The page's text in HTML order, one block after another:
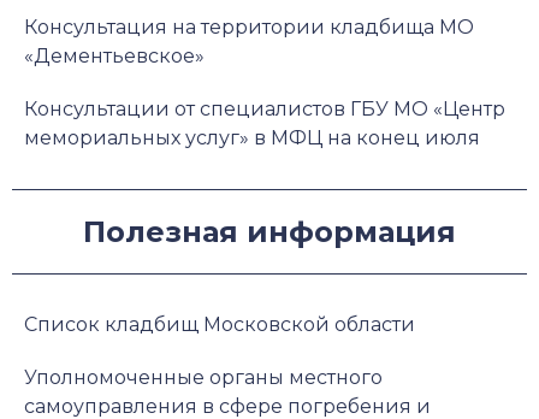
Консультация на территории кладбища МО
«Дементьевское»
Консультации от специалистов ГБУ МО «Центр
мемориальных услуг» в МФЦ на конец июля
Полезная информация
Список кладбищ Московской области
Уполномоченные органы местного
самоуправления в сфере погребения и